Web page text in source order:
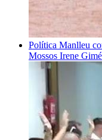
Política Manlleu
Mossos Irene